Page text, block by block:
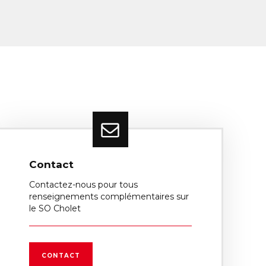
Contact
Contactez-nous pour tous
renseignements complémentaires sur
le SO Cholet
CONTACT